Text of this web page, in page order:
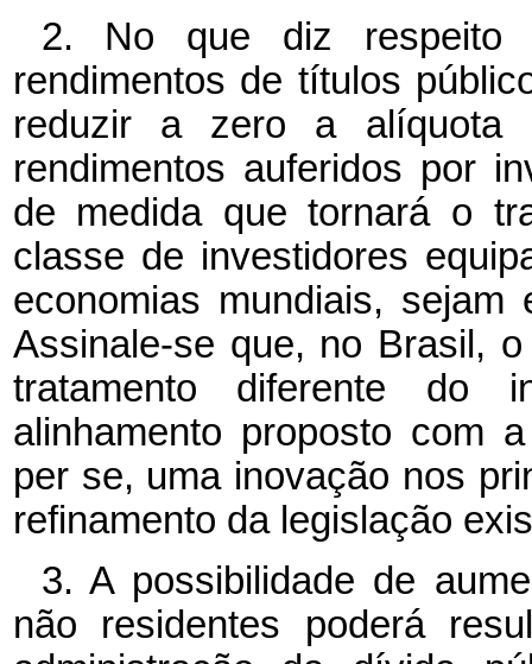
2. No que diz respeito
rendimentos de títulos
reduzir a zero a alíquota
rendimentos auferidos por
de medida que tornará o
classe de investidores
economias mundiais, sejam
Assinale-se que, no Brasil,
tratamento diferente do
alinhamento proposto com
per se, uma inovação nos
refinamento da legislação
3. A possibilidade de
não residentes poderá